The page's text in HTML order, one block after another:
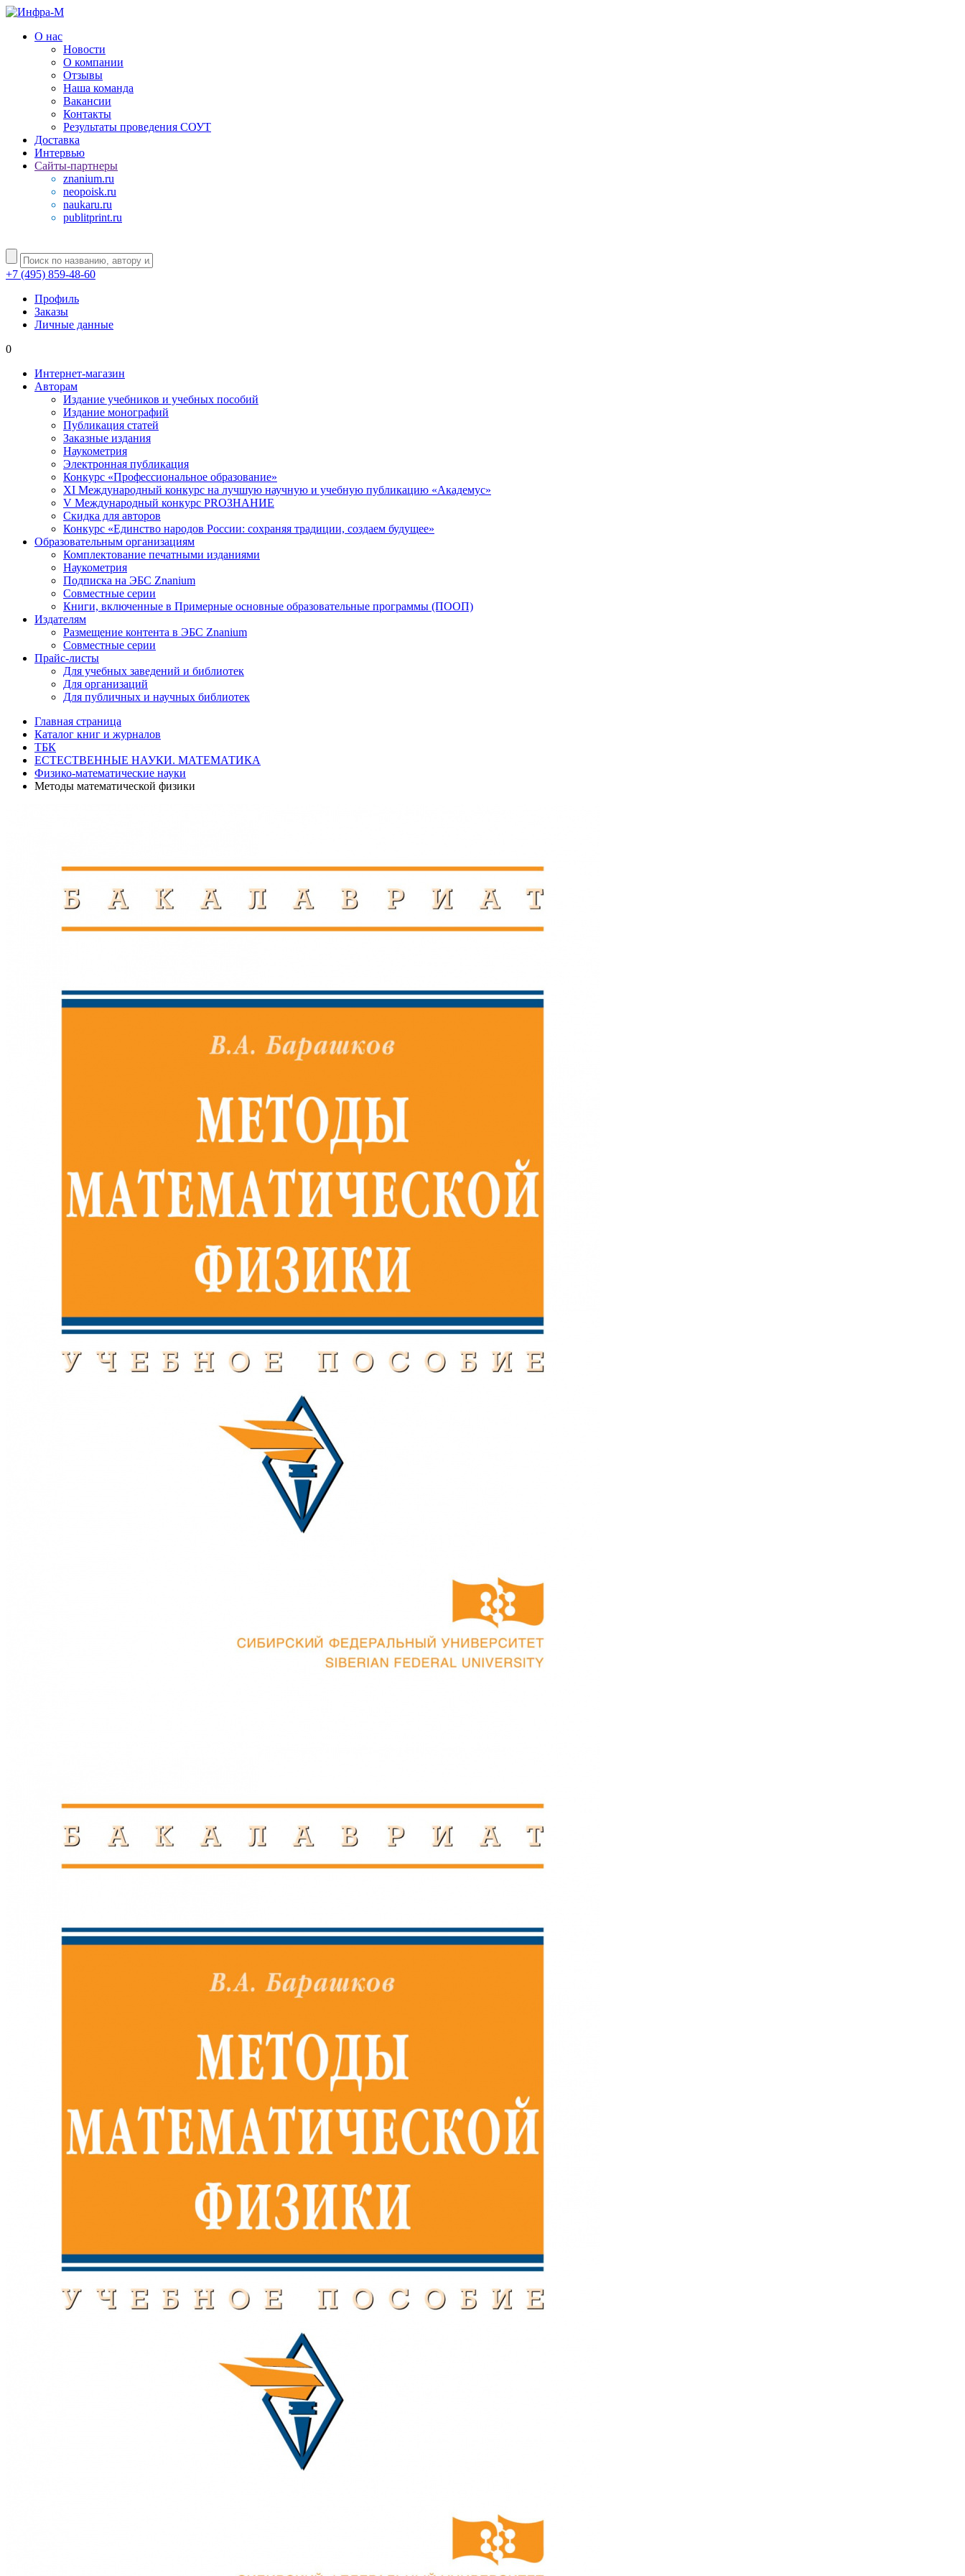
О нас
Новости
О компании
Отзывы
Наша команда
Вакансии
Контакты
Результаты проведения СОУТ
Доставка
Интервью
Сайты-партнеры
znanium.ru
neopoisk.ru
naukaru.ru
publitprint.ru
+7 (495) 859-48-60
Профиль
Заказы
Личные данные
0
Интернет-магазин
Авторам
Издание учебников и учебных пособий
Издание монографий
Публикация статей
Заказные издания
Наукометрия
Электронная публикация
Конкурс «Профессиональное образование»
XI Международный конкурс на лучшую научную и учебную публикацию «Академус»
V Международный конкурс PROЗНАНИЕ
Скидка для авторов
Конкурс «Единство народов России: сохраняя традиции, создаем будущее»
Образовательным организациям
Комплектование печатными изданиями
Наукометрия
Подписка на ЭБС Znanium
Совместные серии
Книги, включенные в Примерные основные образовательные программы (ПООП)
Издателям
Размещение контента в ЭБС Znanium
Совместные серии
Прайс-листы
Для учебных заведений и библиотек
Для организаций
Для публичных и научных библиотек
Главная страница
Каталог книг и журналов
ТБК
ЕСТЕСТВЕННЫЕ НАУКИ. МАТЕМАТИКА
Физико-математические науки
Методы математической физики